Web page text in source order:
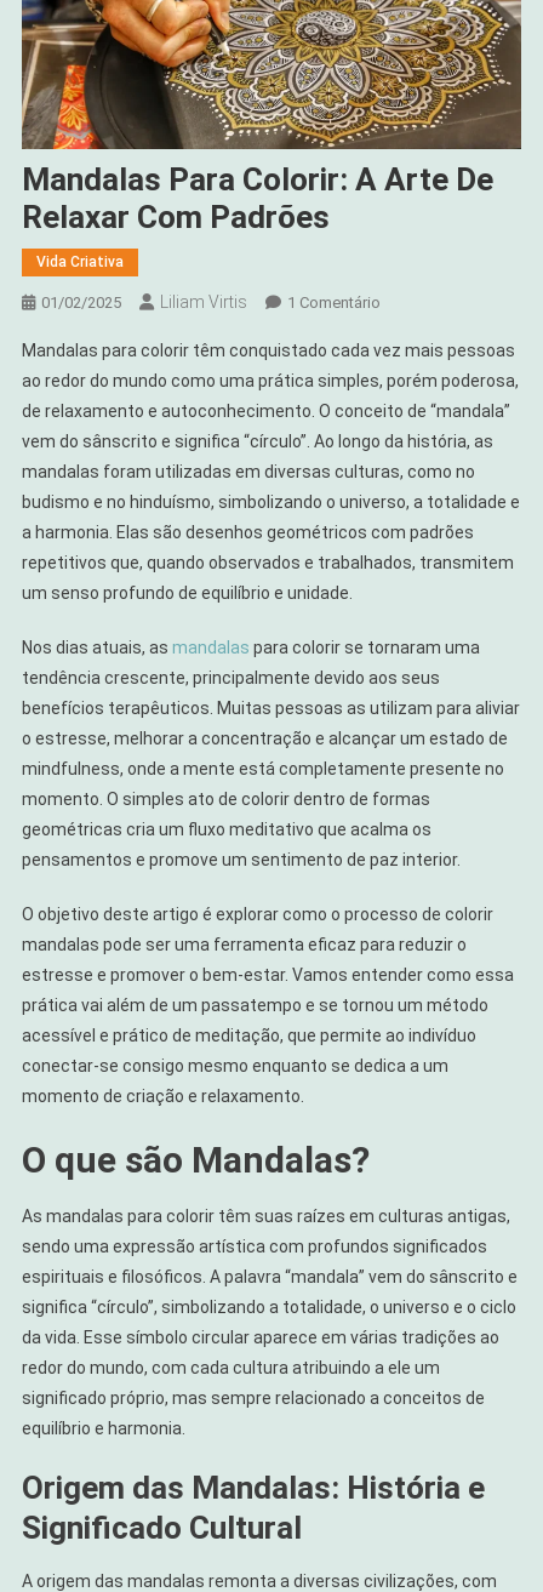
Mandalas Para Colorir: A Arte De
Relaxar Com Padrões
Vida Criativa
01/02/2025 Liliam Virtis 1 ComentárioEm
Para
Colorir:
A
Arte
De
Relaxar
Padrões
Mandalas para colorir têm conquistado cada vez mais pessoas
ao redor do mundo como uma prática simples, porém poderosa,
de relaxamento e autoconhecimento. O conceito de “mandala”
vem do sânscrito e significa “círculo”. Ao longo da história, as
mandalas foram utilizadas em diversas culturas, como no
budismo e no hinduísmo, simbolizando o universo, a totalidade e
a harmonia. Elas são desenhos geométricos com padrões
repetitivos que, quando observados e trabalhados, transmitem
um senso profundo de equilíbrio e unidade.
Nos dias atuais, as mandalas para colorir se tornaram uma
tendência crescente, principalmente devido aos seus
benefícios terapêuticos. Muitas pessoas as utilizam para aliviar
o estresse, melhorar a concentração e alcançar um estado de
mindfulness, onde a mente está completamente presente no
momento. O simples ato de colorir dentro de formas
geométricas cria um fluxo meditativo que acalma os
pensamentos e promove um sentimento de paz interior.
O objetivo deste artigo é explorar como o processo de colorir
mandalas pode ser uma ferramenta eficaz para reduzir o
estresse e promover o bem-estar. Vamos entender como essa
prática vai além de um passatempo e se tornou um método
acessível e prático de meditação, que permite ao indivíduo
conectar-se consigo mesmo enquanto se dedica a um
momento de criação e relaxamento.
O que são Mandalas?
As mandalas para colorir têm suas raízes em culturas antigas,
sendo uma expressão artística com profundos significados
espirituais e filosóficos. A palavra “mandala” vem do sânscrito e
significa “círculo”, simbolizando a totalidade, o universo e o ciclo
da vida. Esse símbolo circular aparece em várias tradições ao
redor do mundo, com cada cultura atribuindo a ele um
significado próprio, mas sempre relacionado a conceitos de
equilíbrio e harmonia.
Origem das Mandalas: História e
Significado Cultural
A origem das mandalas remonta a diversas civilizações, com